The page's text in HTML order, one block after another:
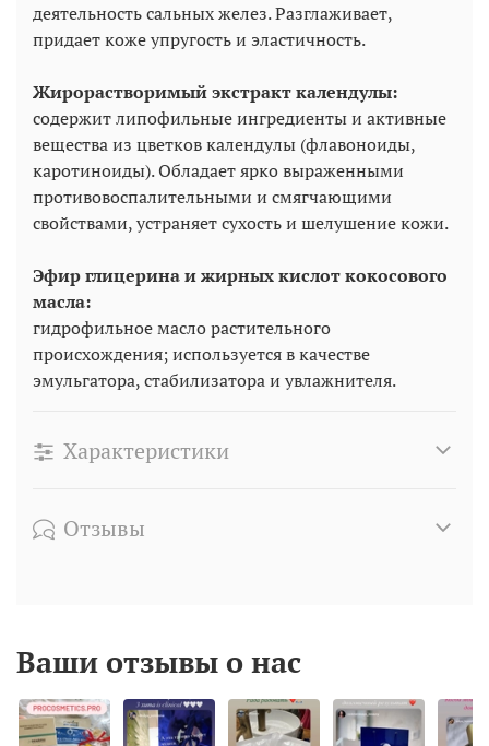
деятельность сальных желез. Разглаживает,
придает коже упругость и эластичность.
Жирорастворимый экстракт календулы:
содержит липофильные ингредиенты и активные
вещества из цветков календулы (флавоноиды,
каротиноиды). Обладает ярко выраженными
противовоспалительными и смягчающими
свойствами, устраняет сухость и шелушение кожи.
Эфир глицерина и жирных кислот кокосового
масла:
гидрофильное масло растительного
происхождения; используется в качестве
эмульгатора, стабилизатора и увлажнителя.
Характеристики
Отзывы
Ваши отзывы о нас